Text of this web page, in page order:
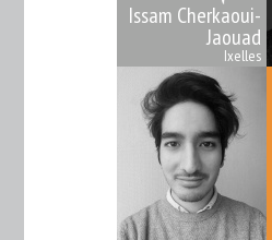
Issam Cherkaoui-
Jaouad
Ixelles